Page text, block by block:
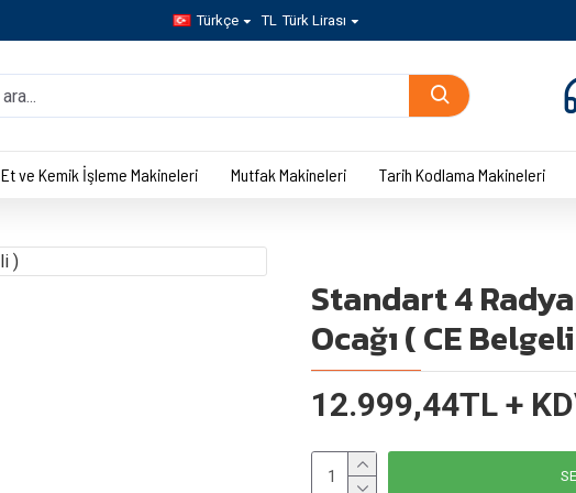
Türkçe TL Türk Lirası
Et ve Kemik İşleme Makineleri Mutfak Makineleri Tarih Kodlama Makineleri
Standart 4
Ocağı ( CE
12.999,44TL +